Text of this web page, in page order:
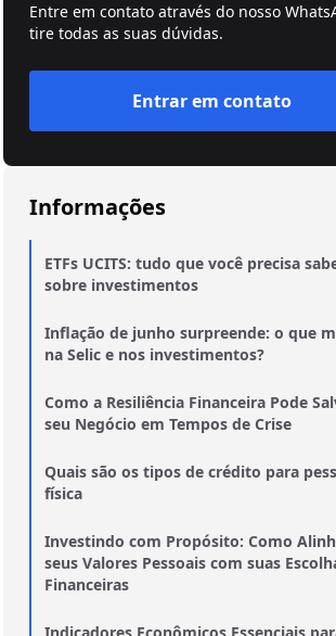
Entre em contato através do nosso
tire todas as suas dúvidas.
Entrar em contato
Informações
ETFs UCITS: tudo que você precisa
sobre investimentos
Inflação de junho surpreende: o que
na Selic e nos investimentos?
Como a Resiliência Financeira Pode
seu Negócio em Tempos de Crise
Quais são os tipos de crédito para
física
Investindo com Propósito: Como
seus Valores Pessoais com suas
Financeiras